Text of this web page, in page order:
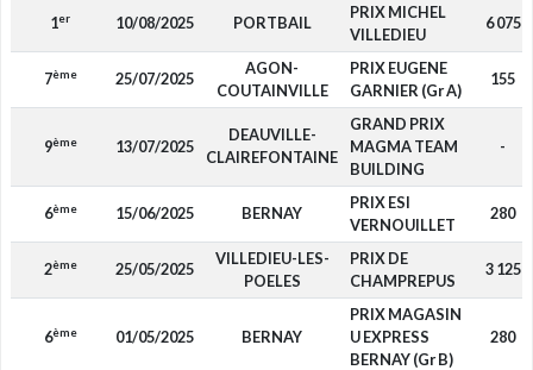
1er 10/08/2025 PORTBAIL
PRIX MICHEL
VILLEDIEU
6 075
7ème 25/07/2025
AGON-
COUTAINVILLE
PRIX EUGENE
GARNIER (Gr A)
155
9ème 13/07/2025
DEAUVILLE-
CLAIREFONTAINE
GRAND PRIX
MAGMA TEAM
BUILDING
-
6ème 15/06/2025 BERNAY
PRIX ESI
VERNOUILLET
280
2ème 25/05/2025
VILLEDIEU-LES-
POELES
PRIX DE
CHAMPREPUS
3 125
6ème 01/05/2025 BERNAY
PRIX MAGASIN
U EXPRESS
BERNAY (Gr B)
280